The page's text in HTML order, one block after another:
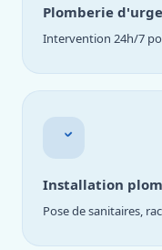
Plomberie
Intervention 24h/7
Installation
Pose de sanitaires,